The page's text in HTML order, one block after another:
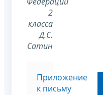
2
класса
Д.С.
Сатин
Приложение
к письму